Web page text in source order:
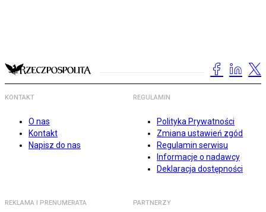
KONTAKT
O nas
Kontakt
Napisz do nas
REGULAMIN
Polityka Prywatności
Zmiana ustawień zgód
Regulamin serwisu
Informacje o nadawcy
Deklaracja dostępności
REKLAMA I PRENUMERATA PARTNERZY